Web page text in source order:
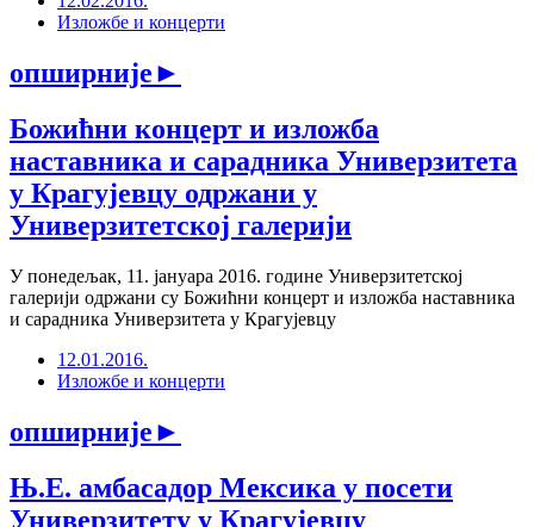
Изложбе и концерти
опширније►
Божићни концерт и изложба
наставника и сарадника Универзитета
у Крагујевцу одржани у
Универзитетској галерији
У понедељак, 11. јануара 2016. године Универзитетској
галерији одржани су Божићни концерт и изложба наставника
и сарадника Универзитета у Крагујевцу
12.01.2016.
Изложбе и концерти
опширније►
Њ.Е. амбасадор Мексика у посети
Универзитету у Крагујевцу